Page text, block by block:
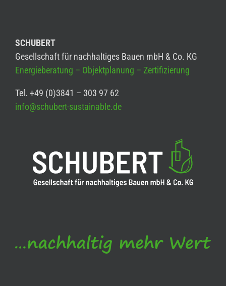
SCHUBERT
Gesellschaft für nachhaltiges Bauen mbH & Co. KG
Energieberatung – Objektplanung – Zertifizierung
Tel. +49 (0)3841 – 303 97 62
info@schubert-sustainable.de